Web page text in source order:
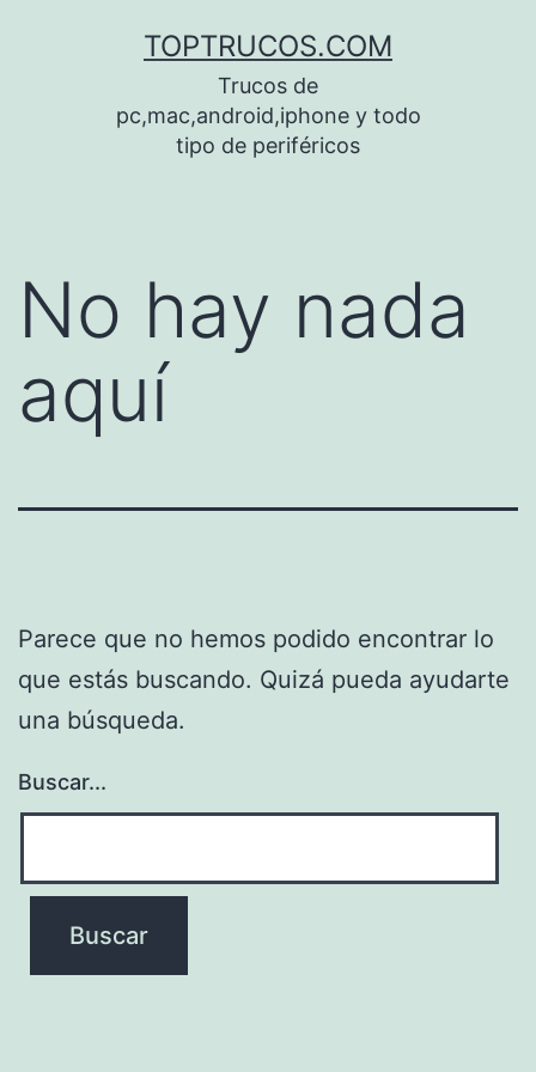
TOPTRUCOS.COM
Trucos de
pc,mac,android,iphone y todo
tipo de periféricos
No hay nada
aquí
Parece que no hemos podido encontrar lo
que estás buscando. Quizá pueda ayudarte
una búsqueda.
Buscar...